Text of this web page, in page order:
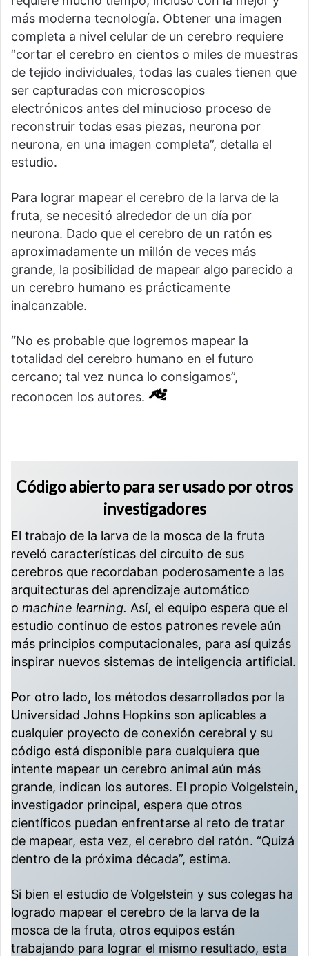
más moderna tecnología. Obtener una imagen
completa a nivel celular de un cerebro requiere
“cortar el cerebro en cientos o miles de muestras
de tejido individuales, todas las cuales tienen que
ser capturadas con microscopios
electrónicos antes del minucioso proceso de
reconstruir todas esas piezas, neurona por
neurona, en una imagen completa”, detalla el
estudio.
Para lograr mapear el cerebro de la larva de la
fruta, se necesitó alrededor de un día por
neurona. Dado que el cerebro de un ratón es
aproximadamente un millón de veces más
grande, la posibilidad de mapear algo parecido a
un cerebro humano es prácticamente
inalcanzable.
“No es probable que logremos mapear la
totalidad del cerebro humano en el futuro
cercano; tal vez nunca lo consigamos”,
reconocen los autores.
Código abierto para ser usado por otros
investigadores
El trabajo de la larva de la mosca de la fruta
reveló características del circuito de sus
cerebros que recordaban poderosamente a las
arquitecturas del aprendizaje automático
o machine learning. Así, el equipo espera que el
estudio continuo de estos patrones revele aún
más principios computacionales, para así quizás
inspirar nuevos sistemas de inteligencia artificial.
Por otro lado, los métodos desarrollados por la
Universidad Johns Hopkins son aplicables a
cualquier proyecto de conexión cerebral y su
código está disponible para cualquiera que
intente mapear un cerebro animal aún más
grande, indican los autores. El propio Volgelstein,
investigador principal, espera que otros
científicos puedan enfrentarse al reto de tratar
de mapear, esta vez, el cerebro del ratón. “Quizá
dentro de la próxima década”, estima.
Si bien el estudio de Volgelstein y sus colegas ha
logrado mapear el cerebro de la larva de la
mosca de la fruta, otros equipos están
trabajando para lograr el mismo resultado, esta